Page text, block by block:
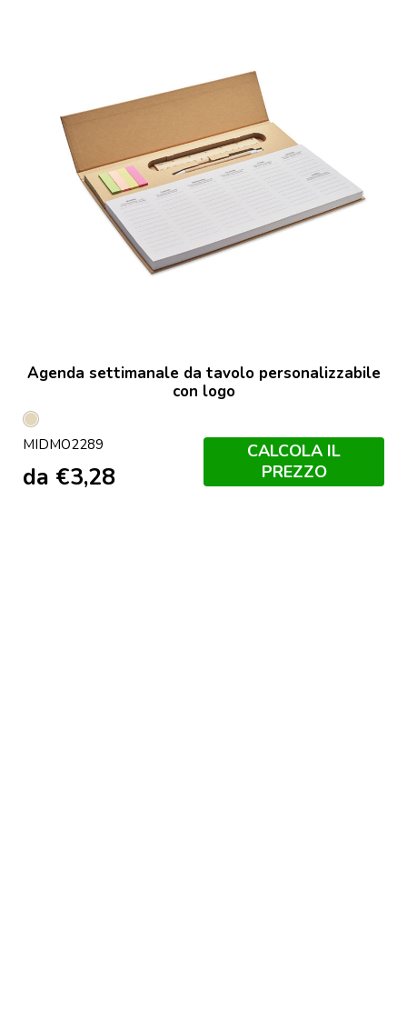
Agenda settimanale da tavolo personalizzabile
con logo
Beige
MIDMO2289
da €3,28
CALCOLA IL
PREZZO